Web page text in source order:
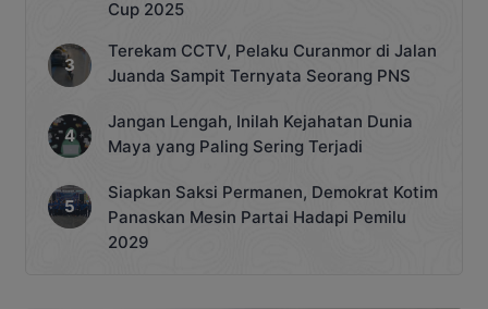
Cup 2025
Terekam CCTV, Pelaku Curanmor di Jalan
Juanda Sampit Ternyata Seorang PNS
Jangan Lengah, Inilah Kejahatan Dunia
Maya yang Paling Sering Terjadi
Siapkan Saksi Permanen, Demokrat Kotim
Panaskan Mesin Partai Hadapi Pemilu
2029